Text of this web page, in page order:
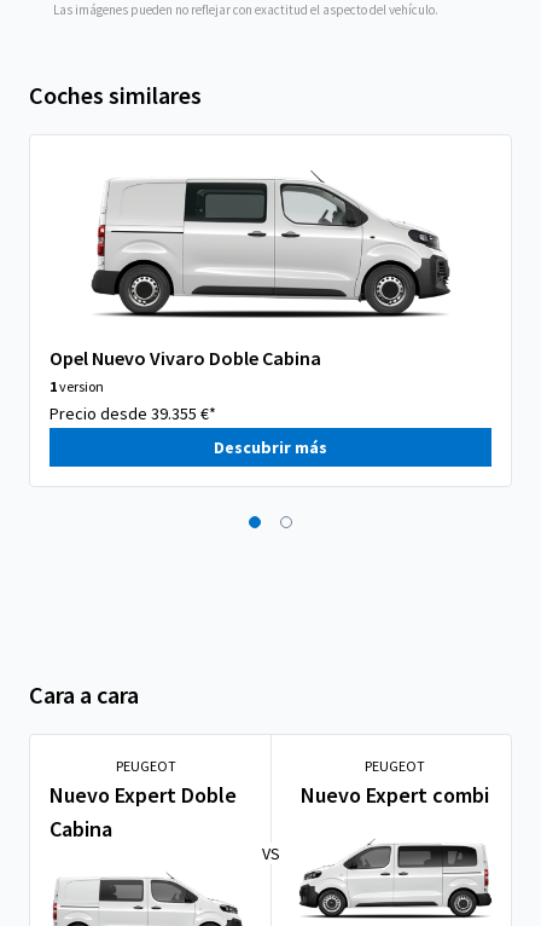
Las imágenes pueden no reflejar con exactitud el aspecto del vehículo.
Coches similares
Opel Nuevo Vivaro Doble Cabina
1version
Precio desde 39.355 €*
Descubrir más
Cara a cara
PEUGEOT
Nuevo Expert Doble
Cabina
VS
PEUGEOT
Nuevo Expert combi